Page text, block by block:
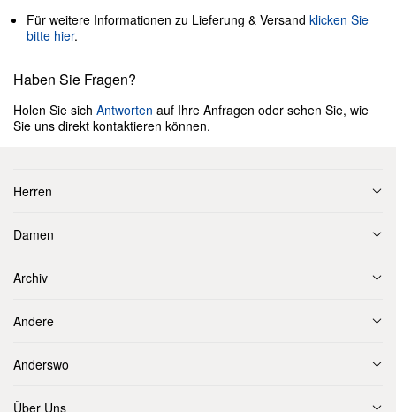
Für weitere Informationen zu Lieferung & Versand klicken Sie
bitte hier.
Haben Sie Fragen?
Holen Sie sich Antworten auf Ihre Anfragen oder sehen Sie, wie
Sie uns direkt kontaktieren können.
Herren
Damen
Archiv
Andere
Anderswo
Über Uns